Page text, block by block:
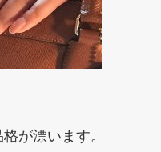
が漂います。